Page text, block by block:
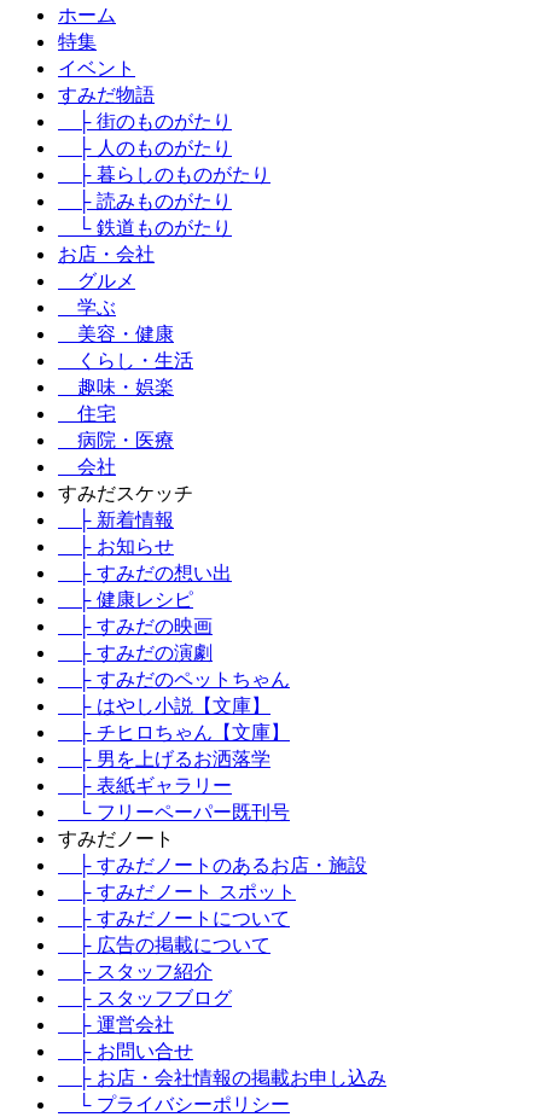
ホーム
特集
イベント
すみだ物語
├ 街のものがたり
├ 人のものがたり
├ 暮らしのものがたり
├ 読みものがたり
└ 鉄道ものがたり
お店・会社
グルメ
学ぶ
美容・健康
くらし・生活
趣味・娯楽
住宅
病院・医療
会社
すみだスケッチ
├ 新着情報
├ お知らせ
├ すみだの想い出
├ 健康レシピ
├ すみだの映画
├ すみだの演劇
├ すみだのペットちゃん
├ はやし小説【文庫】
├ チヒロちゃん【文庫】
├ 男を上げるお洒落学
├ 表紙ギャラリー
└ フリーペーパー既刊号
すみだノート
├ すみだノートのあるお店・施設
├ すみだノート スポット
├ すみだノートについて
├ 広告の掲載について
├ スタッフ紹介
├ スタッフブログ
├ 運営会社
├ お問い合せ
├ お店・会社情報の掲載お申し込み
└ プライバシーポリシー